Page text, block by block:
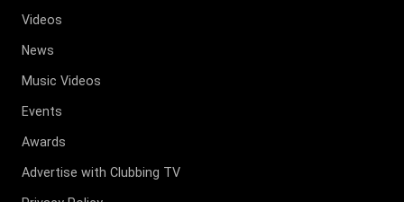
Videos
News
Music Videos
Events
Awards
Advertise with Clubbing TV